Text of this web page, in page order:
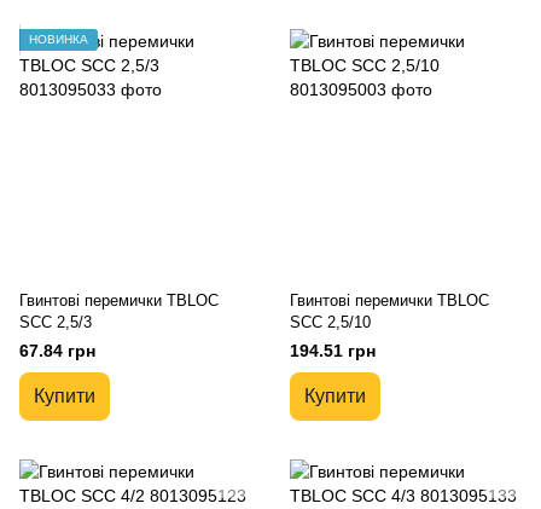
НОВИНКА
Гвинтові перемички TBLOC
SCC 2,5/3
67.84 грн
Купити
Гвинтові перемички TBLOC
SCC 2,5/10
194.51 грн
Купити